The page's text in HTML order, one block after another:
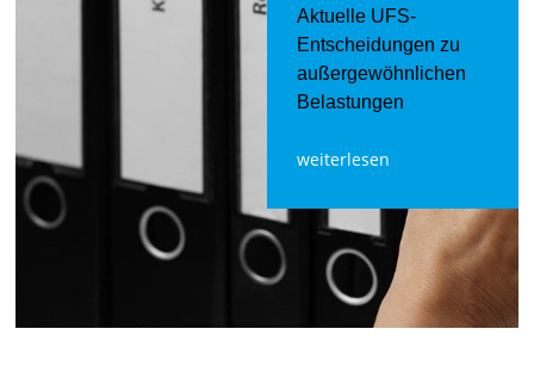
Aktuelle UFS-
Entscheidungen zu
außergewöhnlichen
Belastungen
weiterlesen